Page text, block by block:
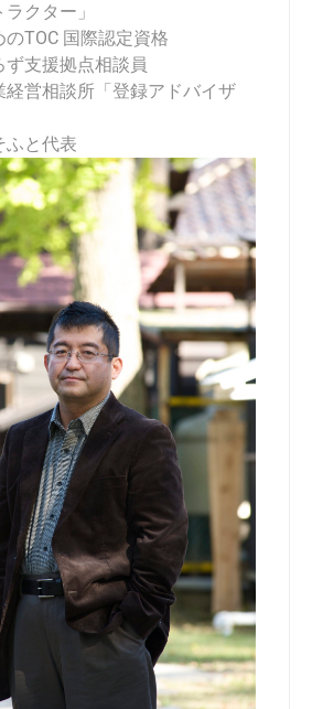
クター」
TOC 国際認定資格
ず支援拠点相談員
経営相談所「登録アドバイザ
ふと代表